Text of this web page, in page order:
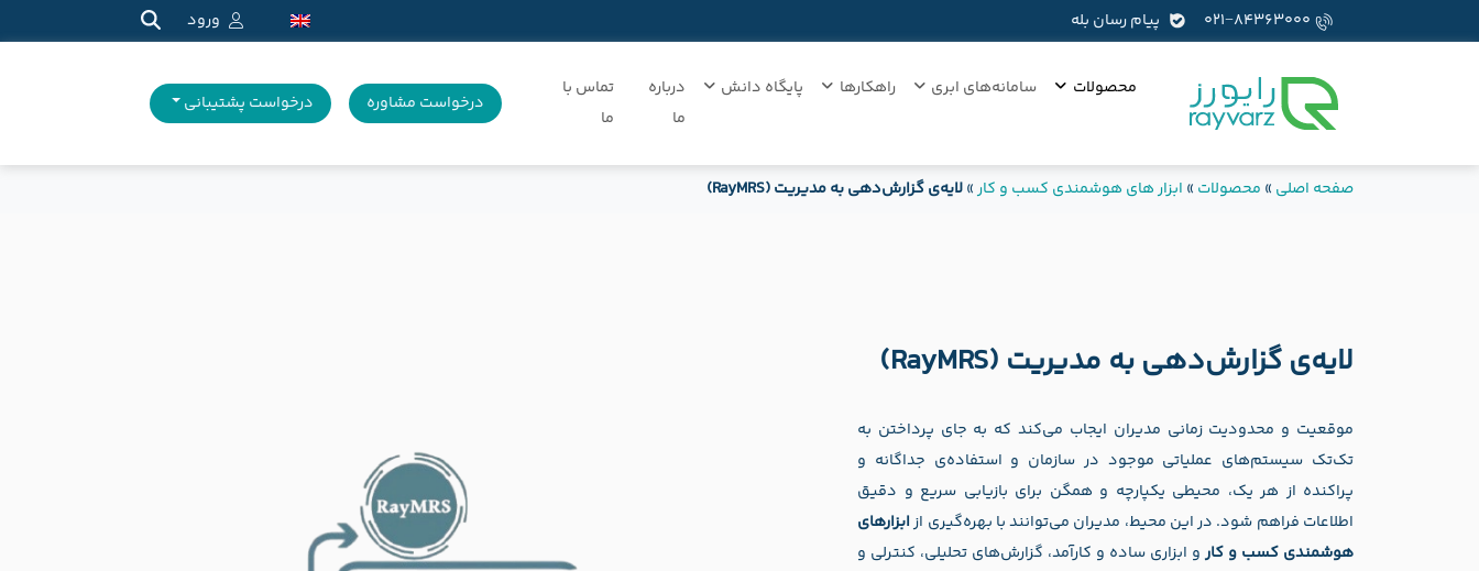
۰۲۱−۸۴۳۶۳۰۰۰ پیام رسان بله ورود
محصولات سامانه‌های ابری راهکارها پایگاه دانش
درباره
ما
تماس با
ما
درخواست مشاوره درخواست پشتیبانی
صفحه اصلی » محصولات » ابزار های هوشمندی کسب و کار»لایه‌ی گزارش‌دهي به مديريت (RayMRS)
لایه‌ی گزارش‌دهي به مديريت (RayMRS)
موقعیت و محدودیت زمانی مدیران ایجاب می‌کند که به جای پرداختن به
تک‌تک سیستم‌های عملیاتی موجود در سازمان و استفاده‌ی جداگانه و
پراکنده از هر یک، محیطی یکپارچه و همگن برای بازیابی سریع و دقیق
اطلاعات فراهم شود. در این محیط، مدیران می‌توانند با بهره‌گیری ازابزارهای
هوشمندی کسب و کار و ابزاری ساده و کارآمد، گزارش‌های تحلیلی، کنترلی و